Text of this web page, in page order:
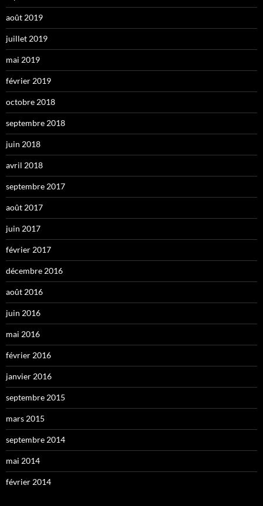
août 2019
juillet 2019
mai 2019
février 2019
octobre 2018
septembre 2018
juin 2018
avril 2018
septembre 2017
août 2017
juin 2017
février 2017
décembre 2016
août 2016
juin 2016
mai 2016
février 2016
janvier 2016
septembre 2015
mars 2015
septembre 2014
mai 2014
février 2014